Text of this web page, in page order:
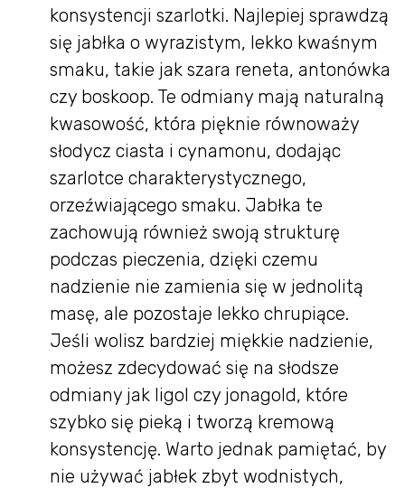
konsystencji szarlotki. Najlepiej sprawdzą
się jabłka o wyrazistym, lekko kwaśnym
smaku, takie jak szara reneta, antonówka
czy boskoop. Te odmiany mają naturalną
kwasowość, która pięknie równoważy
słodycz ciasta i cynamonu, dodając
szarlotce charakterystycznego,
orzeźwiającego smaku. Jabłka te
zachowują również swoją strukturę
podczas pieczenia, dzięki czemu
nadzienie nie zamienia się w jednolitą
masę, ale pozostaje lekko chrupiące.
Jeśli wolisz bardziej miękkie nadzienie,
możesz zdecydować się na słodsze
odmiany jak ligol czy jonagold, które
szybko się pieką i tworzą kremową
konsystencję. Warto jednak pamiętać, by
nie używać jabłek zbyt wodnistych,